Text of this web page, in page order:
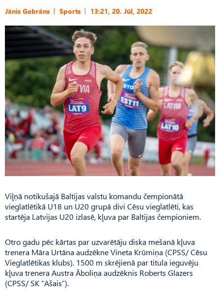
Jānis Gabrāns Sports 13:21, 20. Jūl, 2022
Viļņā notikušajā Baltijas valstu komandu čempionātā
vieglatlētikā U18 un U20 grupā divi Cēsu vieglatlēti, kas
startēja Latvijas U20 izlasē, kļuva par Baltijas čempioniem.
Otro gadu pēc kārtas par uzvarētāju diska mešanā kļuva
trenera Māra Urtāna audzēkne Vineta Krūmiņa (CPSS/ Cēsu
Vieglatlētikas klubs). 1500 m skrējienā par titula ieguvēju
kļuva trenera Austra Āboliņa audzēknis Roberts Glazers
(CPSS/ SK “Ašais”).